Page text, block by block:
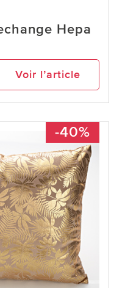
Hepa
Voir l’article
-40%